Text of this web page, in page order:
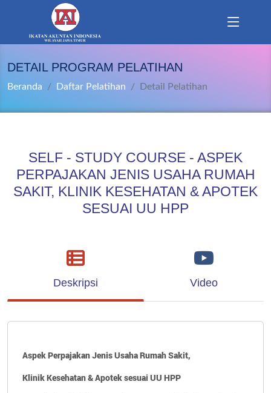
DETAIL PROGRAM PELATIHAN
Beranda Daftar Pelatihan Detail Pelatihan
SELF - STUDY COURSE - ASPEK
PERPAJAKAN JENIS USAHA RUMAH
SAKIT, KLINIK KESEHATAN & APOTEK
SESUAI UU HPP
Deskripsi Video
Aspek Perpajakan Jenis Usaha Rumah Sakit,
Klinik Kesehatan&Apoteksesuai UU HPP